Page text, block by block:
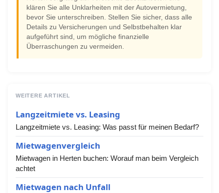
klären Sie alle Unklarheiten mit der Autovermietung,
bevor Sie unterschreiben. Stellen Sie sicher, dass alle
Details zu Versicherungen und Selbstbehalten klar
aufgeführt sind, um mögliche finanzielle
Überraschungen zu vermeiden.
WEITERE ARTIKEL
Langzeitmiete vs. Leasing
Langzeitmiete vs. Leasing: Was passt für meinen Bedarf?
Mietwagenvergleich
Mietwagen in Herten buchen: Worauf man beim Vergleich
achtet
Mietwagen nach Unfall